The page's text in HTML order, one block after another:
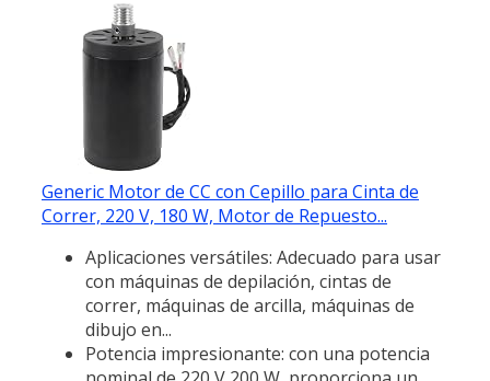
Generic Motor de CC con Cepillo para Cinta de
Correr, 220 V, 180 W, Motor de Repuesto...
Aplicaciones versátiles: Adecuado para usar
con máquinas de depilación, cintas de
correr, máquinas de arcilla, máquinas de
dibujo en...
Potencia impresionante: con una potencia